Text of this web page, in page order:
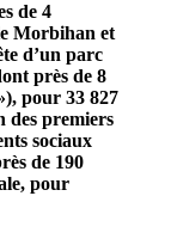
de 4
Morbihan et
d’un parc
près de 8
pour 33 827
des premiers
sociaux
de 190
pour